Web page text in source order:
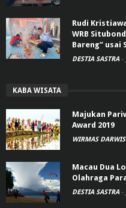
Rudi
WRB
Bareng” usai
DESTIA SASTRA -
KABA WISATA
Majukan
Award 2019
WIRMAS DARWIS
Macau Dua
Olahraga
DESTIA SASTRA -